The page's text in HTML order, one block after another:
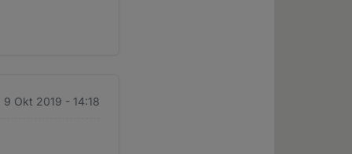
9 Okt 2019 - 14:18